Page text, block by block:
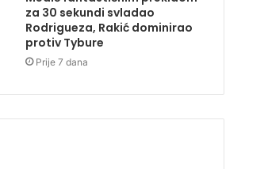
za 30 sekundi svladao
Rodrigueza, Rakić dominirao
protiv Tybure
Prije 7 dana